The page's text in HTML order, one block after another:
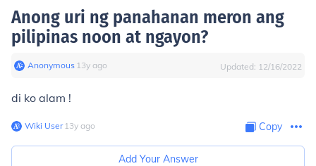
Anong uri ng panahanan meron ang
pilipinas noon at ngayon?
Anonymous∙ 13y ago Updated: 12/16/2022
di ko alam !
Wiki User∙13y ago Copy
Add Your Answer